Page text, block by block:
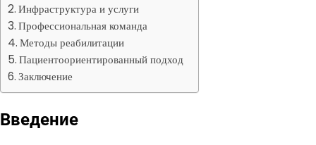
Инфраструктура и услуги
Профессиональная команда
Методы реабилитации
Пациентоориентированный подход
Заключение
Введение